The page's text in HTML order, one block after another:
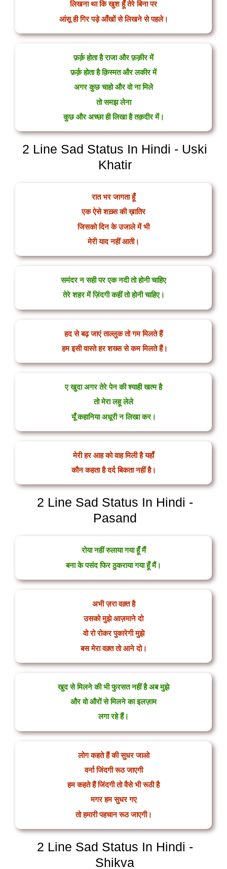
लिखना था कि खुश हूँ तेरे बिना पर
आंसू ही गिर पड़े आँखों से लिखने से पहले।
फ़र्क़ होता है राजा और फ़क़ीर में
फ़र्क़ होता है क़िस्मत और लकीर में
अगर कुछ चाहो और वो ना मिले
तो समझ लेना
कुछ और अच्छा ही लिखा है तक़दीर में।
2 Line Sad Status In Hindi - Uski
Khatir
रात भर जागता हूँ
एक ऐसे शख़्स की ख़ातिर
जिसको दिन के उजाले में भी
मेरी याद नहीं आती।
समंदर न सही पर एक नदी तो होनी चाहिए
तेरे शहर में ज़िंदगी कहीं तो होनी चाहिए।
हद से बढ़ जाएं ताल्लुक तो गम मिलते हैं
हम इसी वास्ते हर शख्स से कम मिलते हैं।
ए खुदा अगर तेरे पेन की श्याही खत्म है
तो मेरा लहू लेले
यूँ कहानिया अधूरी न लिखा कर।
मेरी हर आह को वाह मिली है यहाँ
कौन कहता है दर्द बिकता नहीं है।
2 Line Sad Status In Hindi -
Pasand
रोया नहीं रुलाया गया हूँ मैं
बना के पसंद फिर ठुकराया गया हूँ मैं।
अभी ज़रा वक़्त है
उसको मुझे आज़माने दो
वो रो रोकर पुकारेगी मुझे
बस मेरा वक़्त तो आने दो।
खुद से मिलने की भी फुरसत नहीं है अब मुझे
और वो औरों से मिलने का इलज़ाम
लगा रहे हैं।
लोग कहते हैं की सुधर जाओ
वर्ना जिंदगी रूठ जाएगी
हम कहते हैं जिंदगी तो वैसे भी रूठी है
मगर हम सुधर गए
तो हमारी पहचान रूठ जाएगी।
2 Line Sad Status In Hindi -
Shikva